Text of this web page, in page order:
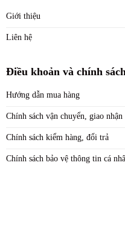
Giới thiệu
Liên hệ
Điều khoản và chính
Hướng dẫn mua hàng
Chính sách vận chuyển, giao nhận
Chính sách kiểm hàng, đổi trả
Chính sách bảo vệ thông tin cá